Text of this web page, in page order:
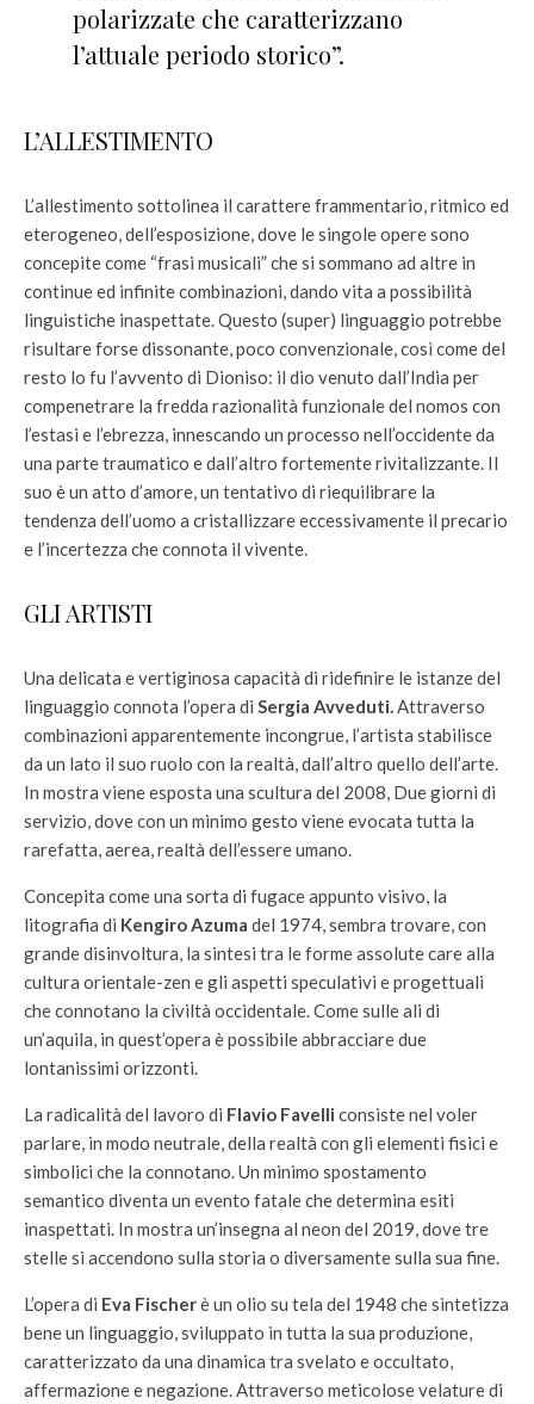
polarizzate che caratterizzano
l’attuale periodo storico”.
L’ALLESTIMENTO
L’allestimento sottolinea il carattere frammentario, ritmico ed
eterogeneo, dell’esposizione, dove le singole opere sono
concepite come “frasi musicali” che si sommano ad altre in
continue ed infinite combinazioni, dando vita a possibilità
linguistiche inaspettate. Questo (super) linguaggio potrebbe
risultare forse dissonante, poco convenzionale, così come del
resto lo fu l’avvento di Dioniso: il dio venuto dall’India per
compenetrare la fredda razionalità funzionale del nomos con
l’estasi e l’ebrezza, innescando un processo nell’occidente da
una parte traumatico e dall’altro fortemente rivitalizzante. Il
suo è un atto d’amore, un tentativo di riequilibrare la
tendenza dell’uomo a cristallizzare eccessivamente il precario
e l’incertezza che connota il vivente.
GLI ARTISTI
Una delicata e vertiginosa capacità di ridefinire le istanze del
linguaggio connota l’opera di Sergia Avveduti.Attraverso
combinazioni apparentemente incongrue, l’artista stabilisce
da un lato il suo ruolo con la realtà, dall’altro quello dell’arte.
In mostra viene esposta una scultura del 2008, Due giorni di
servizio, dove con un minimo gesto viene evocata tutta la
rarefatta, aerea, realtà dell’essere umano.
Concepita come una sorta di fugace appunto visivo, la
litografia di Kengiro Azuma del 1974, sembra trovare, con
grande disinvoltura, la sintesi tra le forme assolute care alla
cultura orientale-zen e gli aspetti speculativi e progettuali
che connotano la civiltà occidentale. Come sulle ali di
un’aquila, in quest’opera è possibile abbracciare due
lontanissimi orizzonti.
La radicalità del lavoro di Flavio Favelli consiste nel voler
parlare, in modo neutrale, della realtà con gli elementi fisici e
simbolici che la connotano. Un minimo spostamento
semantico diventa un evento fatale che determina esiti
inaspettati. In mostra un’insegna al neon del 2019, dove tre
stelle si accendono sulla storia o diversamente sulla sua fine.
L’opera di Eva Fischerè un olio su tela del 1948 che sintetizza
bene un linguaggio, sviluppato in tutta la sua produzione,
caratterizzato da una dinamica tra svelato e occultato,
affermazione e negazione. Attraverso meticolose velature di